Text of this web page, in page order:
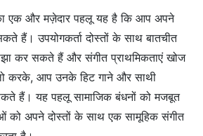
एक और मज़ेदार पहलू यह है कि आप अपने
हैं। उपयोगकर्ता दोस्तों के साथ बातचीत
कर सकते हैं और संगीत प्राथमिकताएं खोज
करके, आप उनके हिट गाने और साथी
हैं। यह पहलू सामाजिक बंधनों को मजबूत
को अपने दोस्तों के साथ एक सामूहिक संगीत